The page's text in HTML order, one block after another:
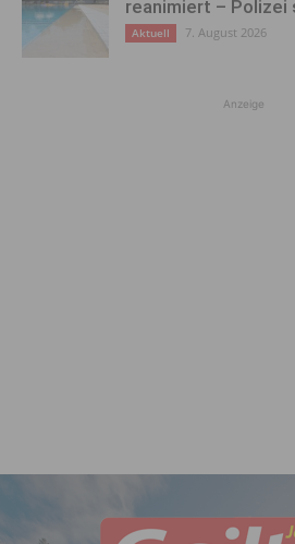
reanimiert – Polizei
Aktuell 7. August 2026
Anzeige